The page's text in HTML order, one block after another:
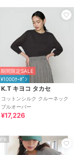
期間限定SALE
¥1000ｸｰﾎﾟﾝ
K.T キヨコ タカセ
コットンシルク クルーネック
プルオーバー
¥17,226
PR